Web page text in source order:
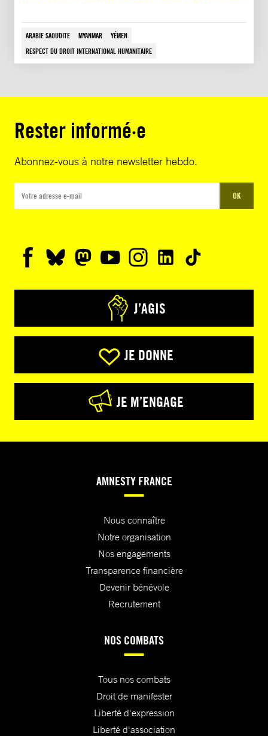
ARABIE SAOUDITE MYANMAR
YÉMEN
RESPECT DU DROIT INTERNATIONAL HUMANITAIRE
Rester informé·e
Abonnez-vous à notre newsletter hebdo.
OK
J’AGIS
JE DONNE
JE M’ENGAGE
AMNESTY FRANCE
Nous connaître
Notre organisation
Nos engagements
Transparence financière
Devenir bénévole
Recrutement
NOS COMBATS
Tous nos combats
Droit de manifester
Liberté d'expression
Liberté d'association